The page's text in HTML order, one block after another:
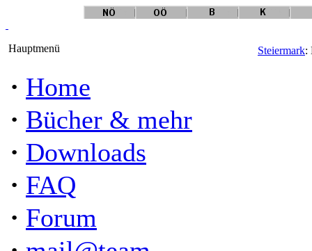
Hauptmenü
· Home
· Bücher & mehr
· Downloads
· FAQ
· Forum
Steiermark: